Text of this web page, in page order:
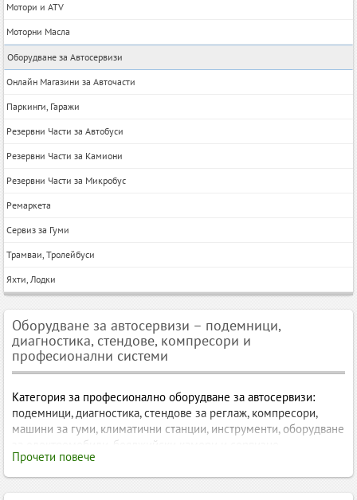
Мотори и ATV
Моторни Масла
Оборудване за Автосервизи
Онлайн Магазини за Авточасти
Паркинги, Гаражи
Резервни Части за Автобуси
Резервни Части за Камиони
Резервни Части за Микробус
Ремаркета
Сервиз за Гуми
Трамваи, Тролейбуси
Яхти, Лодки
Оборудване за автосервизи – подемници,
диагностика, стендове, компресори и
професионални системи
Категория за професионално оборудване за автосервизи:
подемници, диагностика, стендове за реглаж, компресори,
машини за гуми, климатични станции, инструменти, оборудване
за електромобили, бояджийски камери и сервизно
обзавеждане. Подходящо за автосервизи, гуми центрове,
дилърства и технически центрове.
Прочети повече